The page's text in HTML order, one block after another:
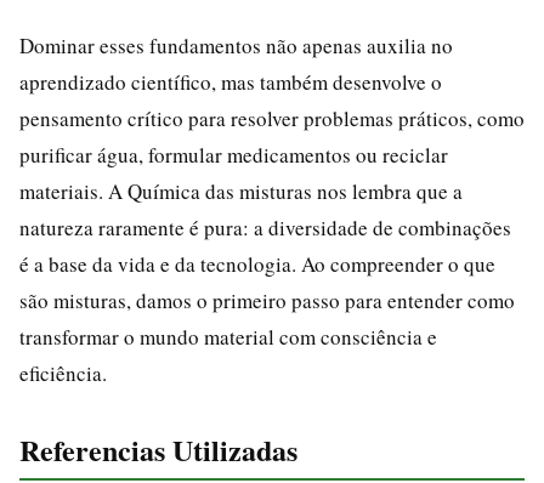
Dominar esses fundamentos não apenas auxilia no
aprendizado científico, mas também desenvolve o
pensamento crítico para resolver problemas práticos, como
purificar água, formular medicamentos ou reciclar
materiais. A Química das misturas nos lembra que a
natureza raramente é pura: a diversidade de combinações
é a base da vida e da tecnologia. Ao compreender o que
são misturas, damos o primeiro passo para entender como
transformar o mundo material com consciência e
eficiência.
Referencias Utilizadas